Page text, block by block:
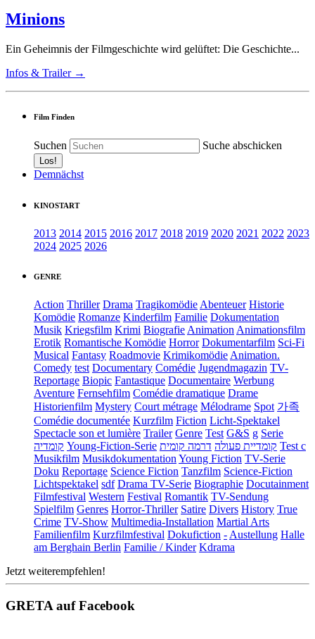
Minions
Ein Geheimnis der Filmgeschichte wird gelüftet: Die Geschichte...
Infos & Trailer →
Film Finden
Suchen Suche abschicken
Demnächst
KINOSTART
2013 2014 2015 2016 2017 2018 2019 2020 2021 2022 2023
2024 2025 2026
GENRE
Action Thriller Drama TragikomödieAbenteuer Historie
Komödie Romanze Kinderfilm Familie Dokumentation
Musik Kriegsfilm Krimi BiografieAnimationAnimationsfilm
Erotik Romantische Komödie Horror Dokumentarfilm Sci-Fi
Musical Fantasy Roadmovie KrimikomödieAnimation.
Comedy test Documentary Comédie Jugendmagazin TV-
Reportage Biopic Fantastique Documentaire Werbung
Aventure Fernsehfilm Comédie dramatique Drame
Historienfilm Mystery Court métrage Mélodrame Spot 가족
Comédie documentée Kurzfilm Fiction Licht-Spektakel
Spectacle son et lumière Trailer Genre Test G&S g Serie
קומדיה Young-Fiction-Serie קומדיית פעולה דרמה קומית
Test c
Musikfilm MusikdokumentationYoung Fiction TV-Serie
Doku Reportage Science Fiction Tanzfilm Science-Fiction
Lichtspektakel sdf Drama TV-Serie Biographie Docutainment
Filmfestival Western Festival Romantik TV-Sendung
Spielfilm Genres Horror-Thriller Satire Divers History True
Crime TV-Show Multimedia-Installation Martial Arts
Familienfilm Kurzfilmfestival Dokufiction -Austellung Halle
am Berghain Berlin Familie / Kinder Kdrama
Jetzt weiterempfehlen!
GRETA auf Facebook